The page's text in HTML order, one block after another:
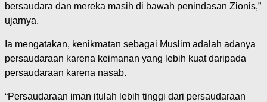
bersaudara dan mereka masih di bawah penindasan Zionis,”
ujarnya.
Ia mengatakan, kenikmatan sebagai Muslim adalah adanya
persaudaraan karena keimanan yang lebih kuat daripada
persaudaraan karena nasab.
“Persaudaraan iman itulah lebih tinggi dari persaudaraan